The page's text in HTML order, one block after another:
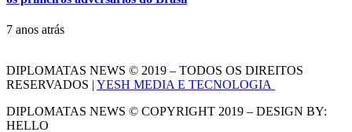
7 anos atrás
DIPLOMATAS NEWS © 2019 – TODOS OS DIREITOS
RESERVADOS | YESH MEDIA E TECNOLOGIA
DIPLOMATAS NEWS © COPYRIGHT 2019 – DESIGN BY:
HELLO